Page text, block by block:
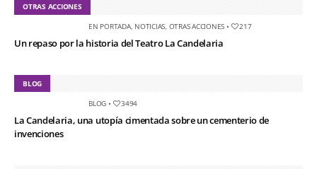
OTRAS ACCIONES
EN PORTADA, NOTICIAS OTRAS ACCIONES • 217
Un repaso por la historia del Teatro La Candelaria
BLOG
BLOG • 3494
La Candelaria, una utopía cimentada sobre un cementerio de
invenciones